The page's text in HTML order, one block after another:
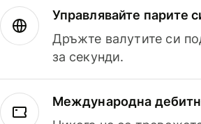
Управлявайте парите
Дръжте валутите си
за секунди.
Международна